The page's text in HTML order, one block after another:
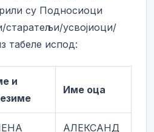
су Подносиоци
старатељи/усвојиоци/
табеле испод:
и
Име оца
АЛЕКСАНД